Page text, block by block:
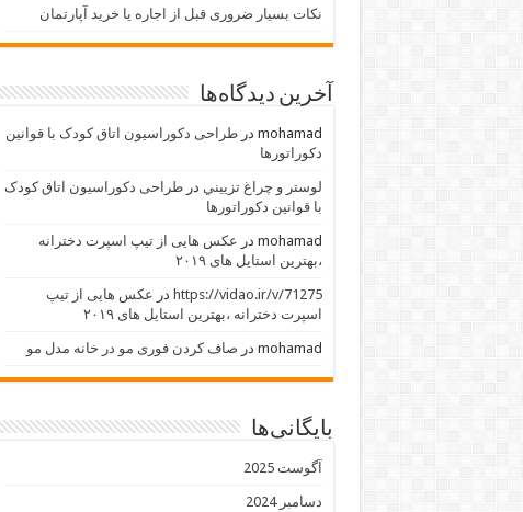
نکات بسیار ضروری قبل از اجاره یا خرید آپارتمان
آخرین دیدگاه‌ها
mohamad درطراحی دکوراسیون اتاق کودک با قوانین
دکوراتورها
لوستر و چراغ تزييني درطراحی دکوراسیون اتاق کودک
با قوانین دکوراتورها
mohamad در عکس هایی از تیپ اسپرت دخترانه
،بهترین استایل های ۲۰۱۹
https://vidao.ir/v/71275 در عکس هایی از تیپ
اسپرت دخترانه ،بهترین استایل های ۲۰۱۹
mohamad در صاف کردن فوری مو در خانه مدل مو
بایگانی‌ها
آگوست 2025
دسامبر 2024